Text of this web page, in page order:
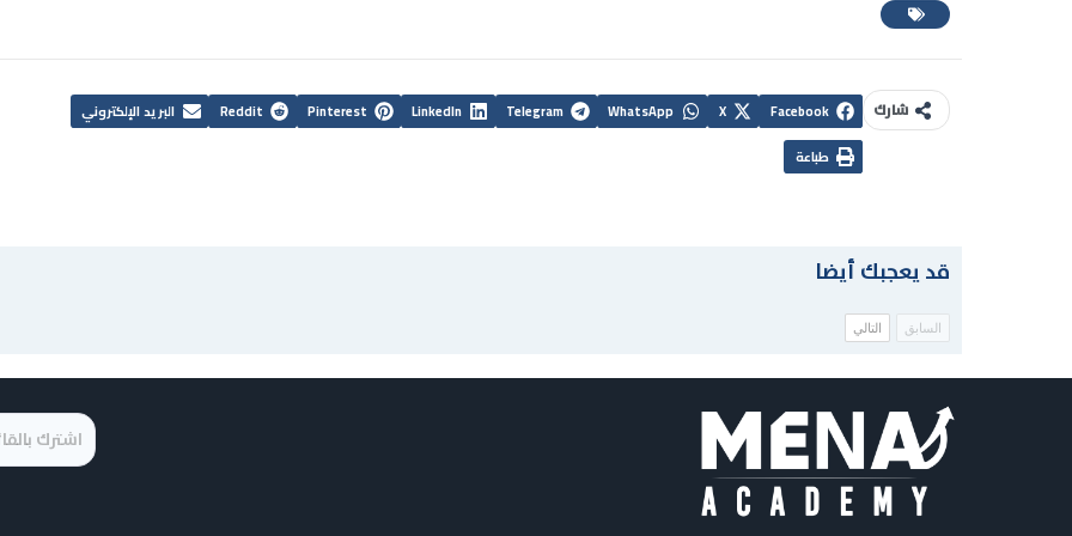
شارك Facebook
X
WhatsApp
Telegram
LinkedIn
Pinterest
Reddit
البريد الإلكتروني
طباعة
قد يعجبك أيضا
السابق التالي